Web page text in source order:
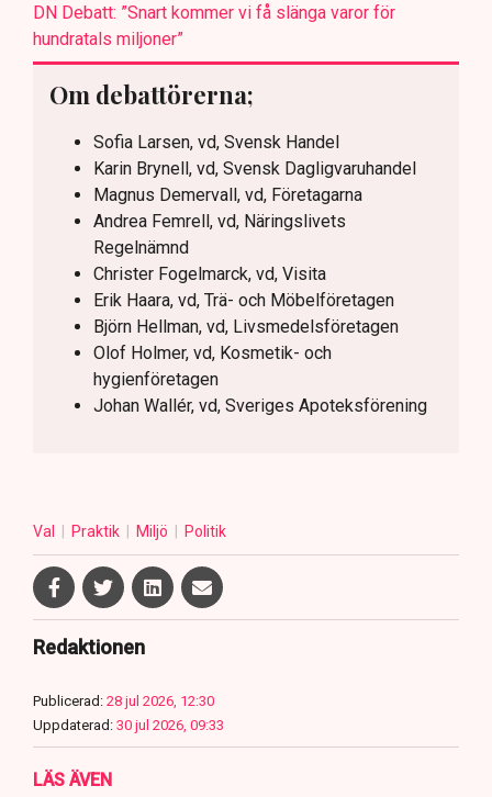
DN Debatt: ”Snart kommer vi få slänga varor för
hundratals miljoner”
Om debattörerna;
Sofia Larsen, vd, Svensk Handel
Karin Brynell, vd, Svensk Dagligvaruhandel
Magnus Demervall, vd, Företagarna
Andrea Femrell, vd, Näringslivets
Regelnämnd
Christer Fogelmarck, vd, Visita
Erik Haara, vd, Trä- och Möbelföretagen
Björn Hellman, vd, Livsmedelsföretagen
Olof Holmer, vd, Kosmetik- och
hygienföretagen
Johan Wallér, vd, Sveriges Apoteksförening
Val Praktik Miljö Politik
Redaktionen
Publicerad: 28 jul 2026, 12:30
Uppdaterad: 30 jul 2026, 09:33
LÄS ÄVEN